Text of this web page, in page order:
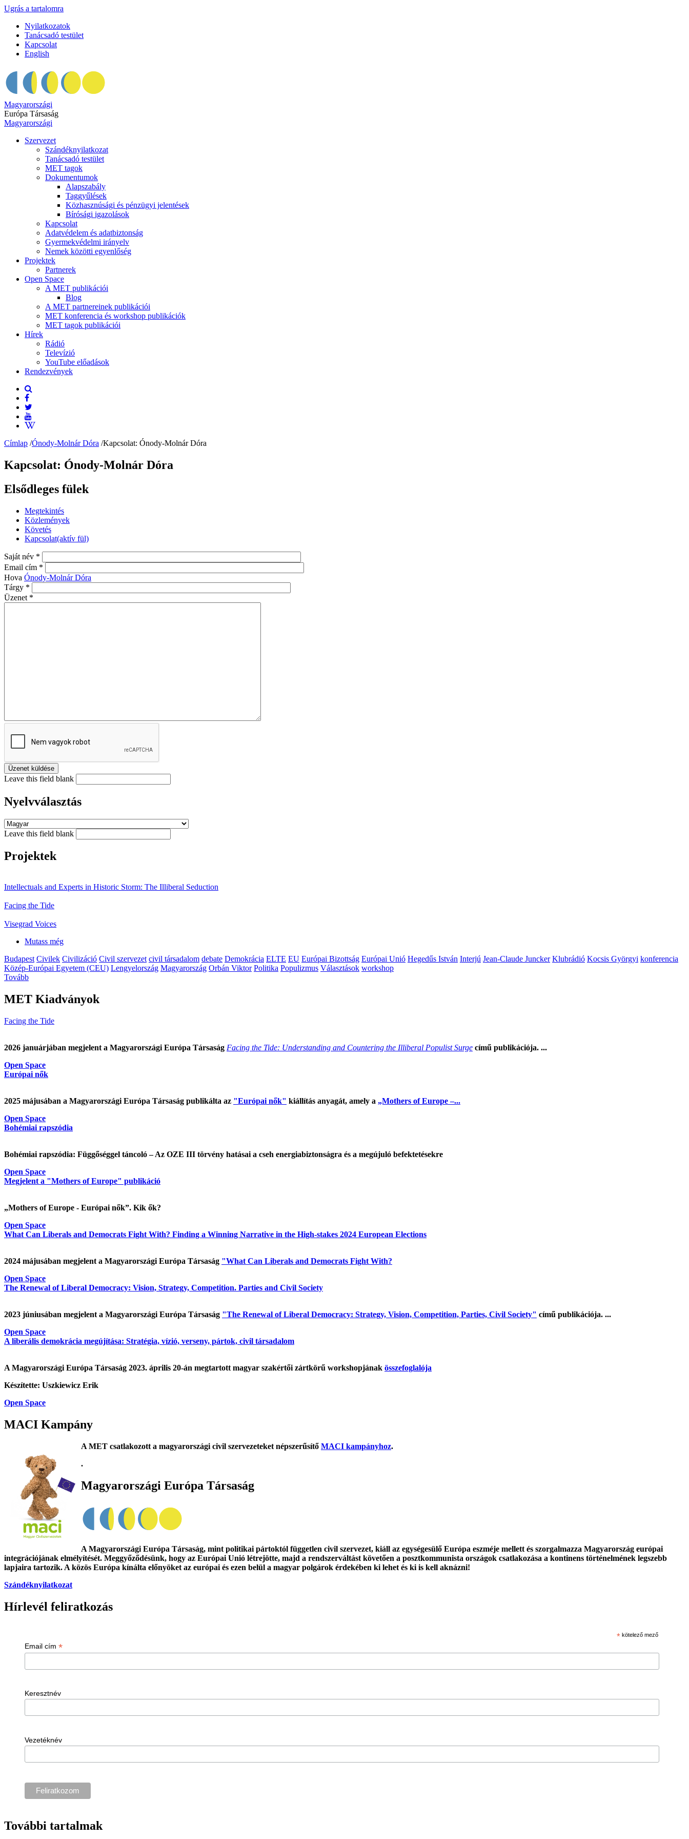
Ugrás a tartalomra
Nyilatkozatok
Tanácsadó testület
Kapcsolat
English
Magyarországi
Európa Társaság
Magyarországi
Szervezet
Szándéknyilatkozat
Tanácsadó testület
MET tagok
Dokumentumok
Alapszabály
Taggyűlések
Közhasznúsági és pénzügyi jelentések
Bírósági igazolások
Kapcsolat
Adatvédelem és adatbiztonság
Gyermekvédelmi irányelv
Nemek közötti egyenlőség
Projektek
Partnerek
Open Space
A MET publikációi
Blog
A MET partnereinek publikációi
MET konferencia és workshop publikációk
MET tagok publikációi
Hírek
Rádió
Televízió
YouTube előadások
Rendezvények
Címlap /Ónody-Molnár Dóra /Kapcsolat: Ónody-Molnár Dóra
Kapcsolat: Ónody-Molnár Dóra
Elsődleges fülek
Megtekintés
Közlemények
Követés
Kapcsolat(aktív fül)
Saját név *
Email cím *
Hova Ónody-Molnár Dóra
Tárgy *
Üzenet *
Leave this field blank
Nyelvválasztás
Leave this field blank
Projektek
Intellectuals and Experts in Historic Storm: The Illiberal Seduction
Facing the Tide
Visegrad Voices
Mutass még
Budapest Civilek Civilizáció Civil szervezet civil társadalom debate Demokrácia ELTE EU Európai Bizottság Európai Unió Hegedűs István Interjú Jean-Claude Juncker Klubrádió Kocsis Györgyi konferencia
Közép-Európai Egyetem (CEU) Lengyelország Magyarország Orbán Viktor Politika Populizmus Választások workshop
Tovább
MET Kiadványok
Facing the Tide
2026 januárjában megjelent a Magyarországi Európa Társaság Facing the Tide: Understanding and Countering the Illiberal Populist Surge című publikációja. ...
Open Space
Európai nők
2025 májusában a Magyarországi Európa Társaság publikálta az "Európai nők" kiállítás anyagát, amely a „Mothers of Europe –...
Open Space
Bohémiai rapszódia
Bohémiai rapszódia: Függőséggel táncoló – Az OZE III törvény hatásai a cseh energiabiztonságra és a megújuló befektetésekre
Open Space
Megjelent a "Mothers of Europe" publikáció
„Mothers of Europe - Európai nők”. Kik ők?
Open Space
What Can Liberals and Democrats Fight With? Finding a Winning Narrative in the High-stakes 2024 European Elections
2024 májusában megjelent a Magyarországi Európa Társaság "What Can Liberals and Democrats Fight With?
Open Space
The Renewal of Liberal Democracy: Vision, Strategy, Competition. Parties and Civil Society
2023 júniusában megjelent a Magyarországi Európa Társaság "The Renewal of Liberal Democracy: Strategy, Vision, Competition, Parties, Civil Society" című publikációja. ...
Open Space
A liberális demokrácia megújítása: Stratégia, vízió, verseny, pártok, civil társadalom
A Magyarországi Európa Társaság 2023. április 20-án megtartott magyar szakértői zártkörű workshopjának összefoglalója
Készítette: Uszkiewicz Erik
Open Space
MACI Kampány
A MET csatlakozott a magyarországi civil szervezeteket népszerűsítő MACI kampányhoz.
.
Magyarországi Európa Társaság
A Magyarországi Európa Társaság, mint politikai pártoktól független civil szervezet, kiáll az egységesülő Európa eszméje mellett és szorgalmazza Magyarország európai
integrációjának elmélyítését. Meggyőződésünk, hogy az Európai Unió létrejötte, majd a rendszerváltást követően a posztkommunista országok csatlakozása a kontinens történelmének legszebb
lapjaira tartozik. A közös Európa kínálta előnyöket az európai és ezen belül a magyar polgárok érdekében ki lehet és ki is kell aknázni!
Szándéknyilatkozat
Hírlevél feliratkozás
* kötelező mező
Email cím *
Keresztnév
Vezetéknév
További tartalmak